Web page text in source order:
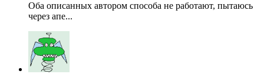
Оба описанных автором способа не работают, пытаюсь
через апе...